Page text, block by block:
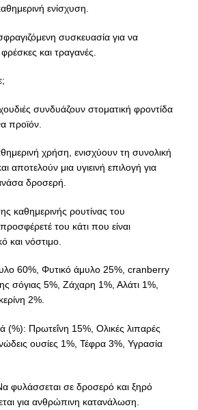
ενίσχυση.
συσκευασία για να
και τραγανές.
συνδυάζουν στοματική φροντίδα
προϊόν.
χρήση, ενισχύουν τη συνολική
αποτελούν μια υγιεινή επιλογή για
δροσερή.
καθημερινής ρουτίνας του
του κάτι που είναι
και νόστιμο.
60%, Φυτικό άμυλο 25%, cranberry
σόγιας 5%, Ζάχαρη 1%, Αλάτι 1%,
2%.
(%): Πρωτεΐνη 15%, Ολικές λιπαρές
ουσίες 1%, Τέφρα 3%, Υγρασία
φυλάσσεται σε δροσερό και ξηρό
για ανθρώπινη κατανάλωση.